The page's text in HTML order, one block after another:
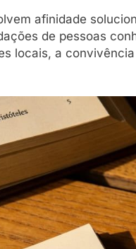
afinidade
de pessoas
locais, a